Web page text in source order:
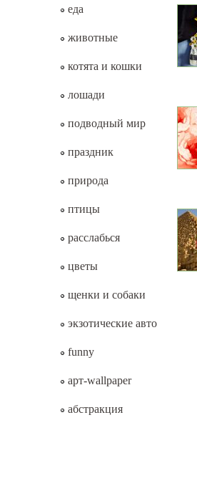
еда
животные
котята и кошки
лошади
подводный мир
праздник
природа
птицы
расслабься
цветы
щенки и собаки
экзотические авто
funny
арт-wallpaper
абстракция